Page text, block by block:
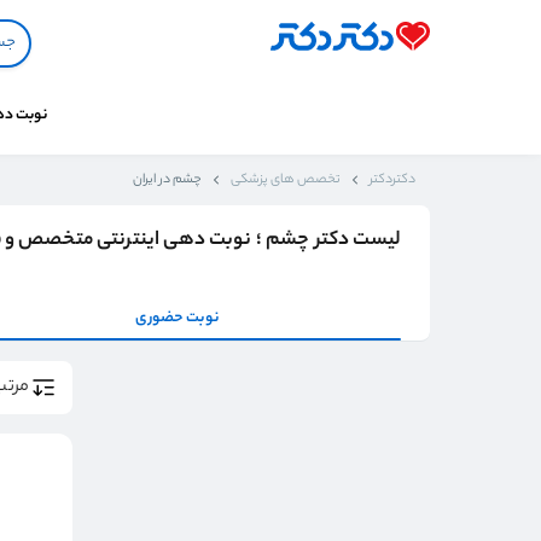
نوبت
دکتردکتر تخصص های پزشکی چشم در ایران
لیست دکتر چشم ؛ نوبت دهی اینترنتی متخصص و
نوبت حضوری